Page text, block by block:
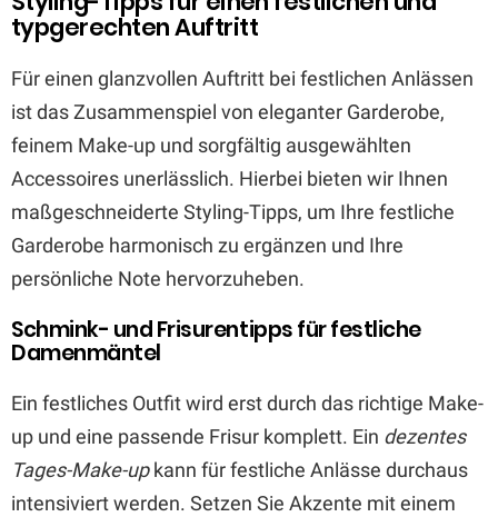
typgerechten Auftritt
Für einen glanzvollen Auftritt bei festlichen Anlässen
ist das Zusammenspiel von eleganter Garderobe,
feinem Make-up und sorgfältig ausgewählten
Accessoires unerlässlich. Hierbei bieten wir Ihnen
maßgeschneiderte Styling-Tipps, um Ihre festliche
Garderobe harmonisch zu ergänzen und Ihre
persönliche Note hervorzuheben.
Schmink- und Frisurentipps für festliche
Damenmäntel
Ein festliches Outfit wird erst durch das richtige Make-
up und eine passende Frisur komplett. Ein dezentes
Tages-Make-upkann für festliche Anlässe durchaus
intensiviert werden. Setzen Sie Akzente mit einem